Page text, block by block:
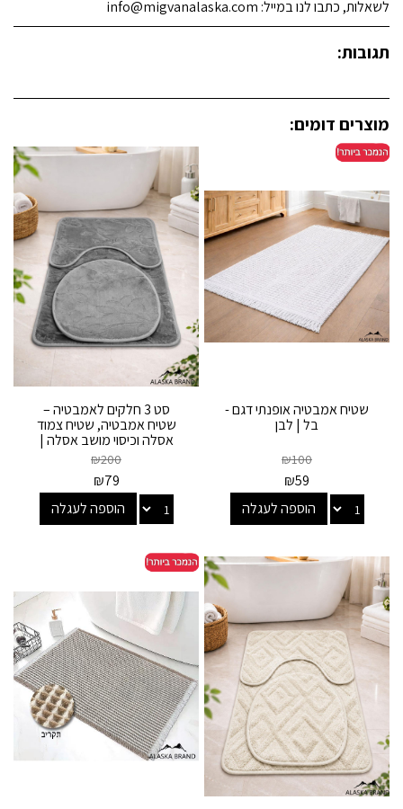
לשאלות, כתבו לנו במייל: info@migvanalaska.com
תגובות:
מוצרים דומים:
שטיח אמבטיה אופנתי דגם -
בל | לבן
₪100
₪59
הוספה לעגלה
סט 3 חלקים לאמבטיה –
שטיח אמבטיה, שטיח צמוד
אסלה וכיסוי מושב אסלה |
אואזיס Oasis... ₪200
₪79
הוספה לעגלה